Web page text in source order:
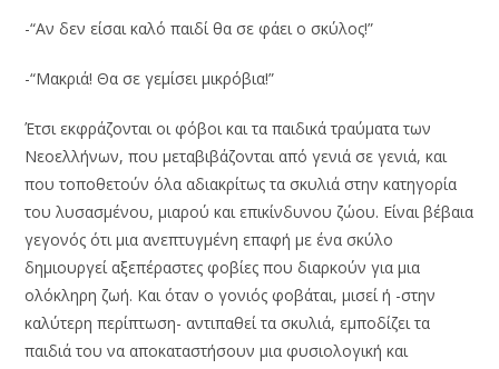
-“Αν δεν είσαι καλό παιδί θα σε φάει ο σκύλος!”
-“Μακριά! Θα σε γεμίσει μικρόβια!”
Έτσι εκφράζονται οι φόβοι και τα παιδικά τραύματα των
Νεοελλήνων, που μεταβιβάζονται από γενιά σε γενιά, και
που τοποθετούν όλα αδιακρίτως τα σκυλιά στην κατηγορία
του λυσασμένου, μιαρού και επικίνδυνου ζώου. Είναι βέβαια
γεγονός ότι μια ανεπτυγμένη επαφή με ένα σκύλο
δημιουργεί αξεπέραστες φοβίες που διαρκούν για μια
ολόκληρη ζωή. Και όταν ο γονιός φοβάται, μισεί ή -στην
καλύτερη περίπτωση- αντιπαθεί τα σκυλιά, εμποδίζει τα
παιδιά του να αποκαταστήσουν μια φυσιολογική και